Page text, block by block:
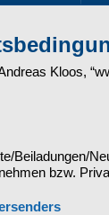
Kloos,
Beiladungen/
bzw.